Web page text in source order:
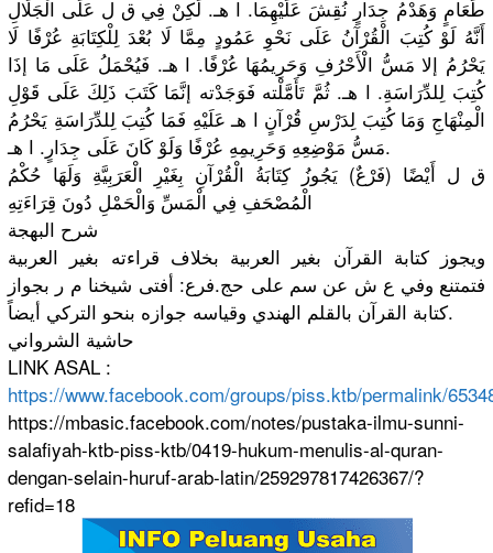
طَعَامٍ وَهَدْمُ جِدَارٍ نُقِشَ عَلَيْهِمَا. ا هـ. لَكِنْ فِي ق ل عَلَى الْجَلَالِ
أَنَّهُ لَوْ كُتِبَ الْقُرْآنُ عَلَى نَحْوِ عَمُودٍ مِمَّا لَا بُعْدَ لِلْكِتَابَةِ عُرْفًا لَا
يَحْرُمُ إلا مَسُّ الْأَحْرُفِ وَحَرِيمُهَا عُرْفًا. ا هـ. فَيُحْمَلُ عَلَى مَا إذَا
كُتِبَ لِلدِّرَاسَةِ. ا هـ. ثُمَّ تَأَمَّلْته فَوَجَدْته إنَّمَا كَتَبَ ذَلِكَ عَلَى قَوْلِ
الْمِنْهَاجِ وَمَا كُتِبَ لِدَرْسِ قُرْآنٍ ا هـ عَلَيْهِ فَمَا كُتِبَ لِلدِّرَاسَةِ يَحْرُمُ
مَسُّ مَوْضِعِهِ وَحَرِيمِهِ عُرْفًا وَلَوْ كَانَ عَلَى جِدَارٍ. ا هـ.
ق ل أَيْضًا (فَرْعٌ) يَجُوزُ كِتَابَةُ الْقُرْآنِ بِغَيْرِ الْعَرَبِيَّةِ وَلَهَا حُكْمُ
شرح البهجة
ويجوز كتابة القرآن بغير العربية بخلاف قراءته بغير العربية
فتمتنع وفي ع ش عن سم على حج.فرع: أفتى شيخنا م ر بجواز
كتابة القرآن بالقلم الهندي وقياسه جوازه بنحو التركي أيضاً.
حاشية الشرواني
LINK ASAL :
https://www.facebook.com/groups/piss.ktb/permalink/
https://mbasic.facebook.com/notes/pustaka-ilmu-sunni-
salafiyah-ktb-piss-ktb/0419-hukum-menulis-al-quran-
dengan-selain-huruf-arab-latin/259297817426367/?
refid=18